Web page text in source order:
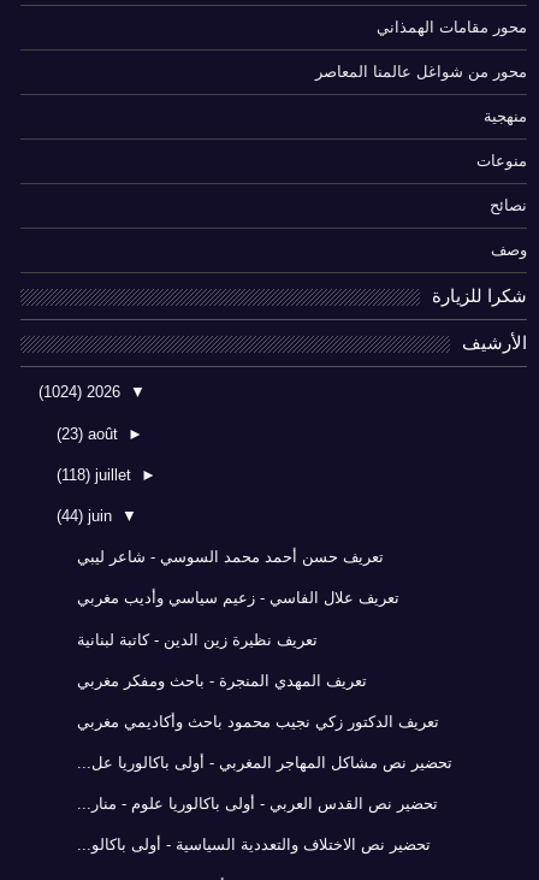
محور مقامات الهمذاني
محور من شواغل عالمنا المعاصر
منهجية
منوعات
نصائح
وصف
شكرا للزيارة
الأرشيف
▼
2026
(1024)
►
août
(23)
►
juillet
(118)
▼
juin
(44)
تعريف حسن أحمد محمد السوسي - شاعر ليبي
تعريف علال الفاسي - زعيم سياسي وأديب مغربي
تعريف نظيرة زين الدين - كاتبة لبنانية
تعريف المهدي المنجرة - باحث ومفكر مغربي
تعريف الدكتور زكي نجيب محمود باحث وأكاديمي مغربي
تحضير نص مشاكل المهاجر المغربي - أولى باكالوريا عل...
تحضير نص القدس العربي - أولى باكالوريا علوم - منار...
تحضير نص الاختلاف والتعددية السياسية - أولى باكالو...